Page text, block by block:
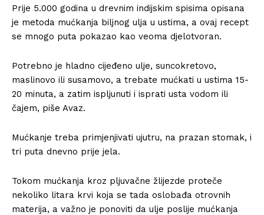
Prije 5.000 godina u drevnim indijskim spisima opisana
je metoda mućkanja biljnog ulja u ustima, a ovaj recept
se mnogo puta pokazao kao veoma djelotvoran.
Potrebno je hladno cijeđeno ulje, suncokretovo,
maslinovo ili susamovo, a trebate mućkati u ustima 15-
20 minuta, a zatim ispljunuti i isprati usta vodom ili
čajem, piše Avaz.
Mućkanje treba primjenjivati ujutru, na prazan stomak, i
tri puta dnevno prije jela.
Tokom mućkanja kroz pljuvačne žlijezde proteče
nekoliko litara krvi koja se tada oslobađa otrovnih
materija, a važno je ponoviti da ulje poslije mućkanja